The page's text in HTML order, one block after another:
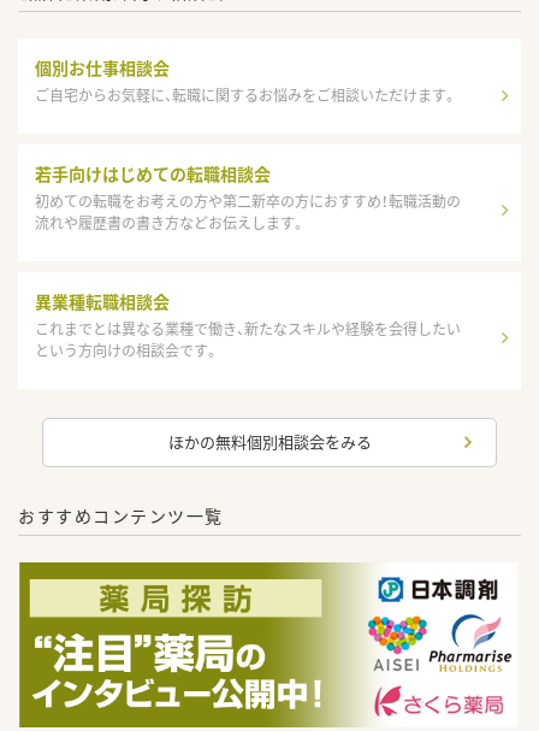
個別お仕事相談会
ご自宅からお気軽に、転職に関するお悩みをご相談いただけます。
若手向けはじめての転職相談会
初めての転職をお考えの方や第二新卒の方におすすめ！転職活動の
流れや履歴書の書き方などお伝えします。
異業種転職相談会
これまでとは異なる業種で働き、新たなスキルや経験を会得したい
という方向けの相談会です。
ほかの無料個別相談会をみる
おすすめコンテンツ一覧